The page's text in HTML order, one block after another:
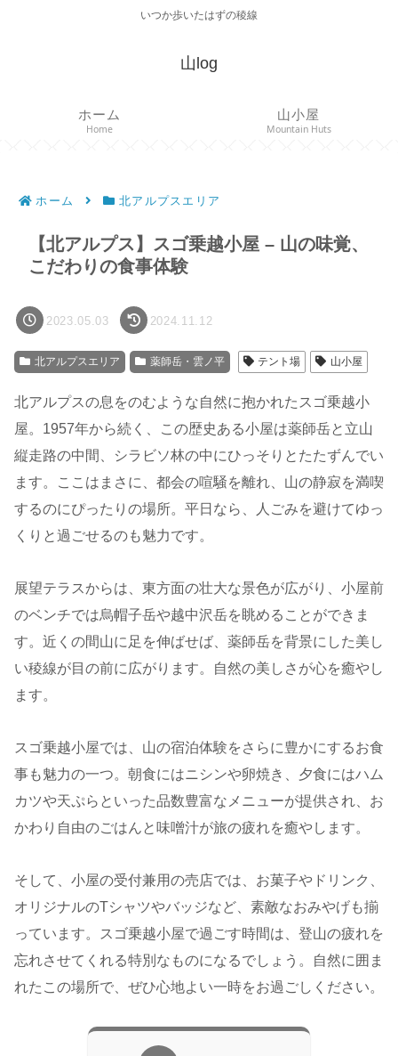
いつか歩いたはずの稜線
山log
ホーム
Home
山小屋
Mountain Huts
ホーム 北アルプスエリア
【北アルプス】スゴ乗越小屋 – 山の味覚、
こだわりの食事体験
2023.05.03 2024.11.12
北アルプスエリア 薬師岳・雲ノ平 テント場 山小屋
北アルプスの息をのむような自然に抱かれたスゴ乗越小
屋。1957年から続く、この歴史ある小屋は薬師岳と立山
縦走路の中間、シラビソ林の中にひっそりとたたずんでい
ます。ここはまさに、都会の喧騒を離れ、山の静寂を満喫
するのにぴったりの場所。平日なら、人ごみを避けてゆっ
くりと過ごせるのも魅力です。
展望テラスからは、東方面の壮大な景色が広がり、小屋前
のベンチでは烏帽子岳や越中沢岳を眺めることができま
す。近くの間山に足を伸ばせば、薬師岳を背景にした美し
い稜線が目の前に広がります。自然の美しさが心を癒やし
ます。
スゴ乗越小屋では、山の宿泊体験をさらに豊かにするお食
事も魅力の一つ。朝食にはニシンや卵焼き、夕食にはハム
カツや天ぷらといった品数豊富なメニューが提供され、お
かわり自由のごはんと味噌汁が旅の疲れを癒やします。
そして、小屋の受付兼用の売店では、お菓子やドリンク、
オリジナルのTシャツやバッジなど、素敵なおみやげも揃
っています。スゴ乗越小屋で過ごす時間は、登山の疲れを
忘れさせてくれる特別なものになるでしょう。自然に囲ま
れたこの場所で、ぜひ心地よい一時をお過ごしください。